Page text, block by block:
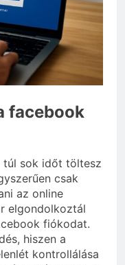
a kéz?
facebook
túl sok időt töltesz
csak
az online
elgondolkoztál
fiókodat.
hiszen a
kontrollálása